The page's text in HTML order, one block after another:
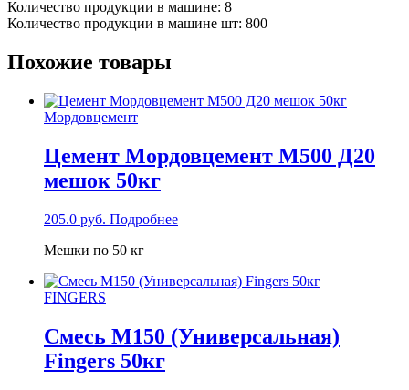
Количество продукции в машине: 8
Количество продукции в машине шт: 800
Похожие товары
Мордовцемент
Цемент Мордовцемент М500 Д20
мешок 50кг
205.0 руб. Подробнее
Мешки по 50 кг
FINGERS
Смесь М150 (Универсальная)
Fingers 50кг